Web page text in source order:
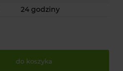
24 godziny
do koszyka